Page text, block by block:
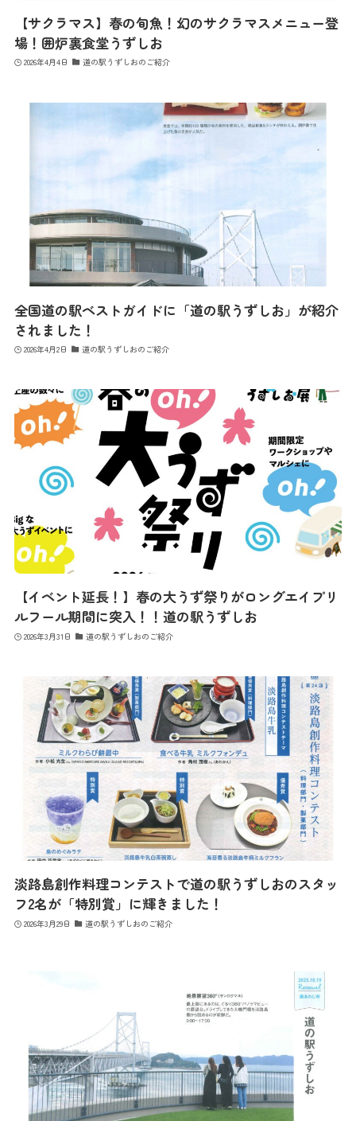
【サクラマス】春の旬魚！幻のサクラマスメニュー登
場！囲炉裏食堂うずしお
2026年4月4日 道の駅うずしおのご紹介
全国道の駅ベストガイドに「道の駅うずしお」が紹介
されました！
2026年4月2日 道の駅うずしおのご紹介
【イベント延長！】春の大うず祭りがロングエイプリ
ルフール期間に突入！！道の駅うずしお
2026年3月31日 道の駅うずしおのご紹介
淡路島創作料理コンテストで道の駅うずしおのスタッ
フ2名が「特別賞」に輝きました！
2026年3月29日 道の駅うずしおのご紹介